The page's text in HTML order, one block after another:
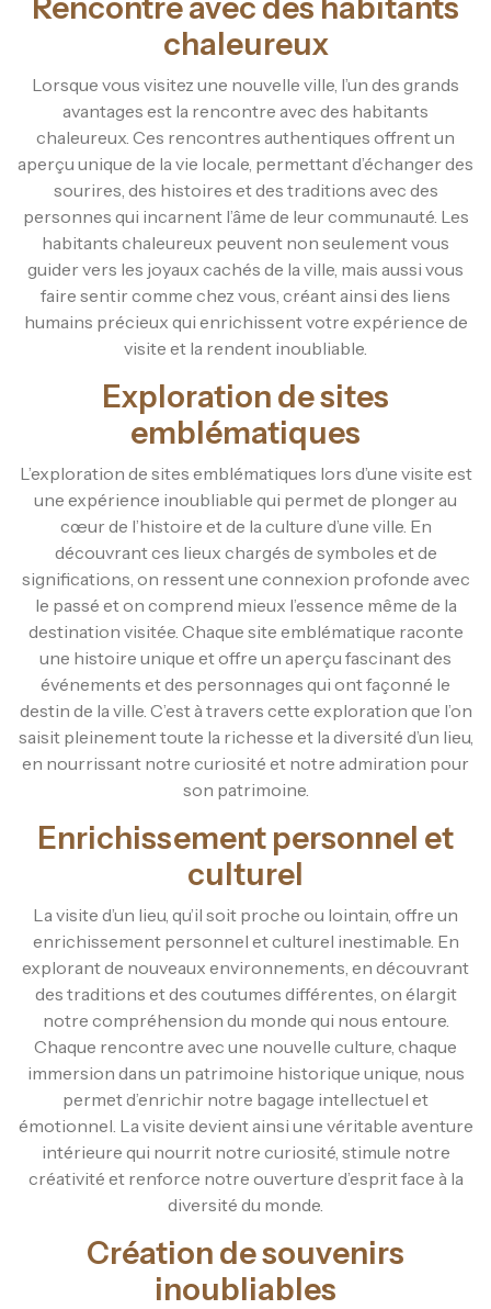
chaleureux
Lorsque vous visitez une nouvelle ville, l’un des grands
avantages est la rencontre avec des habitants
chaleureux. Ces rencontres authentiques offrent un
aperçu unique de la vie locale, permettant d’échanger des
sourires, des histoires et des traditions avec des
personnes qui incarnent l’âme de leur communauté. Les
habitants chaleureux peuvent non seulement vous
guider vers les joyaux cachés de la ville, mais aussi vous
faire sentir comme chez vous, créant ainsi des liens
humains précieux qui enrichissent votre expérience de
visite et la rendent inoubliable.
Exploration de sites
emblématiques
L’exploration de sites emblématiques lors d’une visite est
une expérience inoubliable qui permet de plonger au
cœur de l’histoire et de la culture d’une ville. En
découvrant ces lieux chargés de symboles et de
significations, on ressent une connexion profonde avec
le passé et on comprend mieux l’essence même de la
destination visitée. Chaque site emblématique raconte
une histoire unique et offre un aperçu fascinant des
événements et des personnages qui ont façonné le
destin de la ville. C’est à travers cette exploration que l’on
saisit pleinement toute la richesse et la diversité d’un lieu,
en nourrissant notre curiosité et notre admiration pour
son patrimoine.
Enrichissement personnel et
culturel
La visite d’un lieu, qu’il soit proche ou lointain, offre un
enrichissement personnel et culturel inestimable. En
explorant de nouveaux environnements, en découvrant
des traditions et des coutumes différentes, on élargit
notre compréhension du monde qui nous entoure.
Chaque rencontre avec une nouvelle culture, chaque
immersion dans un patrimoine historique unique, nous
permet d’enrichir notre bagage intellectuel et
émotionnel. La visite devient ainsi une véritable aventure
intérieure qui nourrit notre curiosité, stimule notre
créativité et renforce notre ouverture d’esprit face à la
diversité du monde.
Création de souvenirs
inoubliables